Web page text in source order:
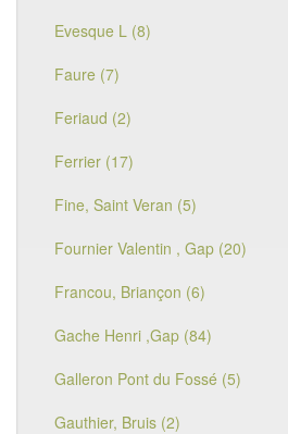
Evesque L (8)
Faure (7)
Feriaud (2)
Ferrier (17)
Fine, Saint Veran (5)
Fournier Valentin , Gap (20)
Francou, Briançon (6)
Gache Henri ,Gap (84)
Galleron Pont du Fossé (5)
Gauthier, Bruis (2)